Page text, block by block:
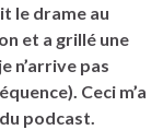
le drame au
et a grillé une
n’arrive pas
Ceci m’a
podcast.